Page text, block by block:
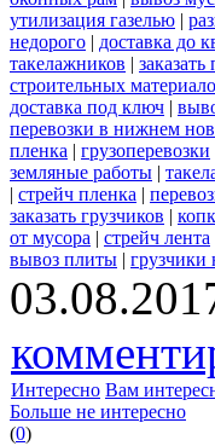
утилизация газелью |
недорого | доставка до
такелажников |
строительных
доставка под ключ |
перевозки в нижнем
пленка | грузоперевозки
земляные работы |
| стрейч пленка |
заказать грузчиков |
от мусора | стрейч лента
вывоз плиты | грузчики
Интересно Вам
Больше не интересно
(0)